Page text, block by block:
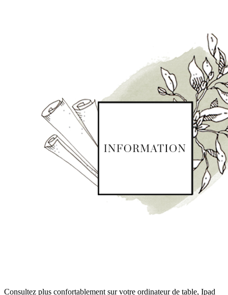
Consultez plus confortablement sur votre ordinateur de table, Ipad